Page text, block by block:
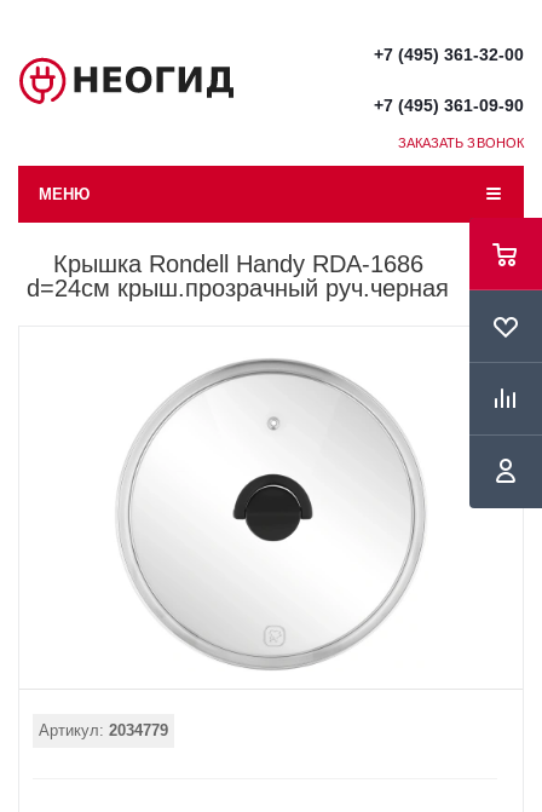
+7 (495) 361-32-00
+7 (495) 361-09-90
ЗАКАЗАТЬ ЗВОНОК
МЕНЮ
Крышка Rondell Handy RDA-1686
d=24см крыш.прозрачный руч.черная
Артикул: 2034779